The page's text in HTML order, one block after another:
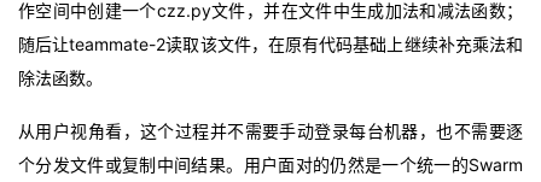
作空间中创建一个czz.py文件，并在文件中生成加法和减法函数；
随后让teammate-2读取该文件，在原有代码基础上继续补充乘法和
除法函数。
从用户视角看，这个过程并不需要手动登录每台机器，也不需要逐
个分发文件或复制中间结果。用户面对的仍然是一个统一的Swarm